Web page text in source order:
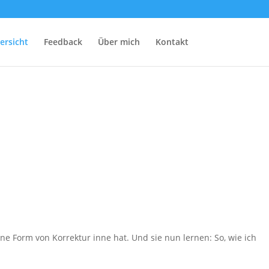
Feedback Über mich Kontakt
Form von Korrektur inne hat. Und sie nun lernen: So, wie ich